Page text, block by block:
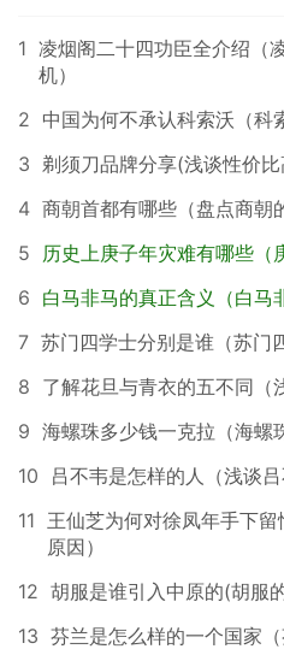
1 凌烟阁二十四功臣全介绍（
机）
2 中国为何不承认科索沃（科
3 剃须刀品牌分享(浅谈性价比
4 商朝首都有哪些（盘点商朝
5
历史上庚子年灾难有哪些（
6 白马非马的真正含义（白马
7 苏门四学士分别是谁（苏门
8 了解花旦与青衣的五不同（
9 海螺珠多少钱一克拉（海螺
10
吕不韦是怎样的人（浅谈吕
11 王仙芝为何对徐凤年手下
原因）
12 胡服是谁引入中原的(胡服
13 芬兰是怎么样的一个国家（